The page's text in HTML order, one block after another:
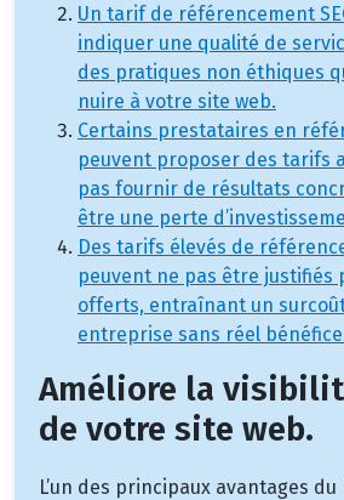
Un tarif de référencement
indiquer une qualité de
des pratiques non éthiques
nuire à votre site web.
Certains prestataires en
peuvent proposer des tarifs
pas fournir de résultats
être une perte
Des tarifs élevés de
peuvent ne pas être justifiés
offerts, entraînant un
entreprise sans réel
Améliore la
de votre site web.
L’un des principaux avantages